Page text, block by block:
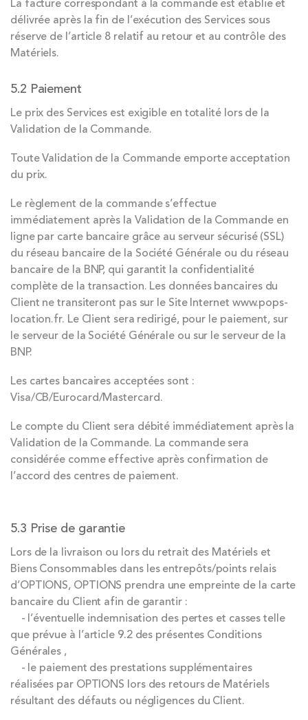
délivrée après la fin de l’exécution des Services sous
réserve de l’article 8 relatif au retour et au contrôle des
Matériels.
5.2 Paiement
Le prix des Services est exigible en totalité lors de la
Validation de la Commande.
Toute Validation de la Commande emporte acceptation
du prix.
Le règlement de la commande s’effectue
immédiatement après la Validation de la Commande en
ligne par carte bancaire grâce au serveur sécurisé (SSL)
du réseau bancaire de la Société Générale ou du réseau
bancaire de la BNP, qui garantit la confidentialité
complète de la transaction. Les données bancaires du
Client ne transiteront pas sur le Site Internet www.pops-
location.fr. Le Client sera redirigé, pour le paiement, sur
le serveur de la Société Générale ou sur le serveur de la
BNP.
Les cartes bancaires acceptées sont :
Visa/CB/Eurocard/Mastercard.
Le compte du Client sera débité immédiatement après la
Validation de la Commande. La commande sera
considérée comme effective après confirmation de
l’accord des centres de paiement.
5.3 Prise de garantie
Lors de la livraison ou lors du retrait des Matériels et
Biens Consommables dans les entrepôts/points relais
d’OPTIONS, OPTIONS prendra une empreinte de la carte
bancaire du Client afin de garantir :
- l’éventuelle indemnisation des pertes et casses telle
que prévue à l’article 9.2 des présentes Conditions
Générales ,
- le paiement des prestations supplémentaires
réalisées par OPTIONS lors des retours de Matériels
résultant des défauts ou négligences du Client.